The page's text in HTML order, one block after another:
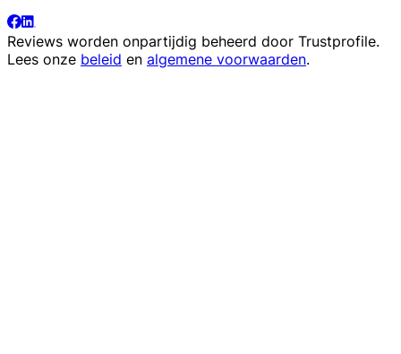
Reviews worden onpartijdig beheerd door Trustprofile.
Lees onze beleid en algemene voorwaarden.